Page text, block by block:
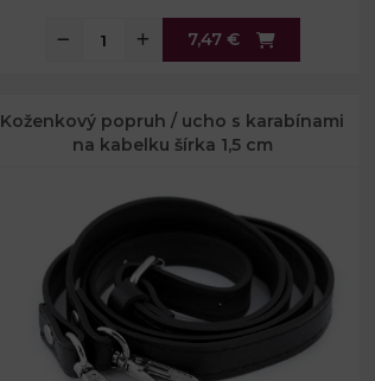
7,47 €
Koženkový popruh / ucho s karabínami
na kabelku šírka 1,5 cm